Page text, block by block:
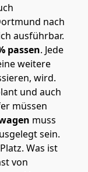
nach
ausführbar.
passen. Jede
weitere
wird.
und auch
müssen
muss
sein.
Was ist
von